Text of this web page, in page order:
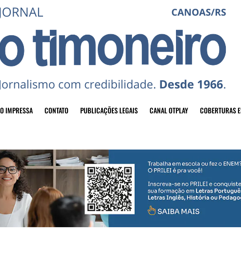
IMPRESSA CONTATO PUBLICAÇÕES LEGAIS CANAL OTPLAY COBERTURAS